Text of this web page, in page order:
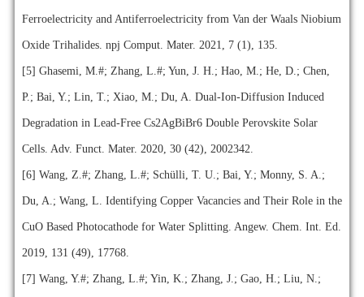
Ferroelectricity and Antiferroelectricity from Van der Waals Niobium
Oxide Trihalides. npj Comput. Mater. 2021, 7 (1), 135.
[5] Ghasemi, M.#; Zhang, L.#; Yun, J. H.; Hao, M.; He, D.; Chen,
P.; Bai, Y.; Lin, T.; Xiao, M.; Du, A. Dual‐Ion‐Diffusion Induced
Degradation in Lead‐Free Cs2AgBiBr6 Double Perovskite Solar
Cells. Adv. Funct. Mater. 2020, 30 (42), 2002342.
[6] Wang, Z.#; Zhang, L.#; Schülli, T. U.; Bai, Y.; Monny, S. A.;
Du, A.; Wang, L. Identifying Copper Vacancies and Their Role in the
CuO Based Photocathode for Water Splitting. Angew. Chem. Int. Ed.
2019, 131 (49), 17768.
[7] Wang, Y.#; Zhang, L.#; Yin, K.; Zhang, J.; Gao, H.; Liu, N.;